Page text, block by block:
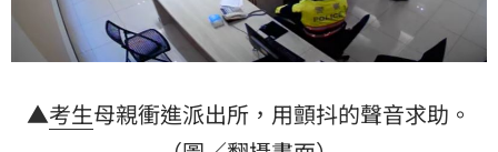
▲考生母親衝進派出所，用顫抖的聲音求助。